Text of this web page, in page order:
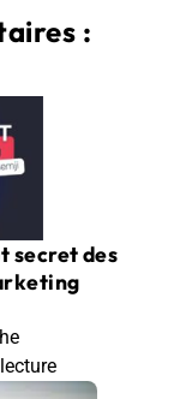
:
secret des